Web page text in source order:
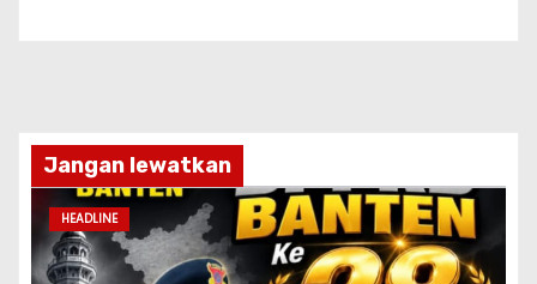
Jangan lewatkan
HEADLINE